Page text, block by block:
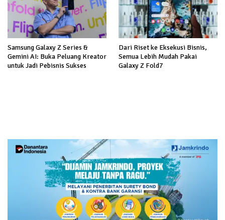
Samsung Galaxy Z Series &
Gemini AI: Buka Peluang Kreator
untuk Jadi Pebisnis Sukses
Dari Riset ke Eksekusi Bisnis,
Semua Lebih Mudah Pakai
Galaxy Z Fold7